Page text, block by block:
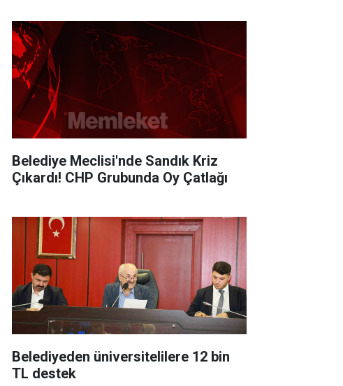
Belediye Meclisi'nde Sandık Kriz
Çıkardı! CHP Grubunda Oy Çatlağı
Belediyeden üniversitelilere 12 bin
TL destek